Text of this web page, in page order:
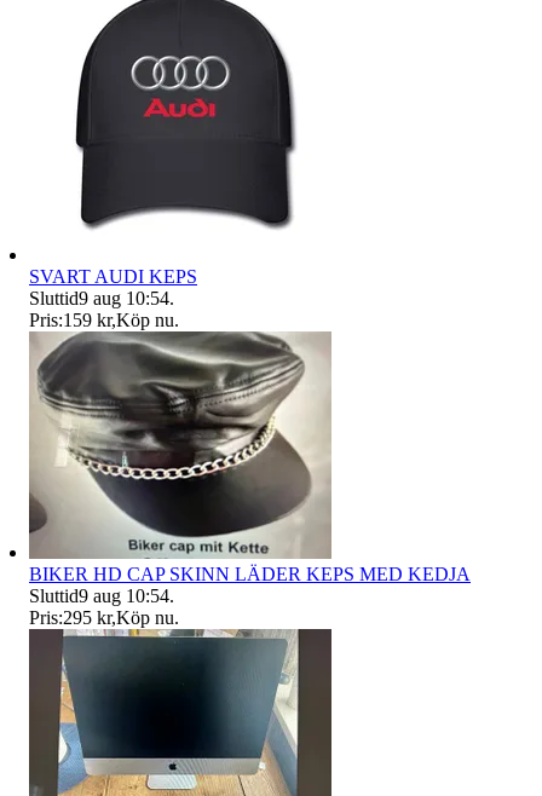
SVART AUDI KEPS
Sluttid9 aug 10:54.
Pris:159 kr,Köp nu.
BIKER HD CAP SKINN LÄDER KEPS MED KEDJA
Sluttid9 aug 10:54.
Pris:295 kr,Köp nu.